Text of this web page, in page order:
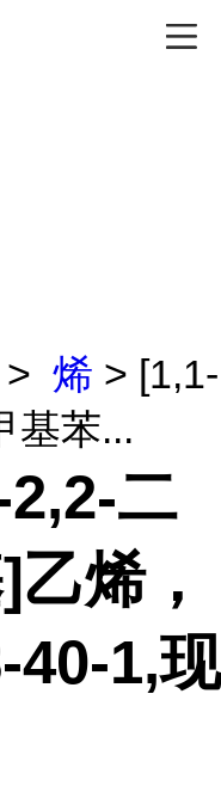
> 烯 > [1,1-
基苯...
二
烯，
40-1,现